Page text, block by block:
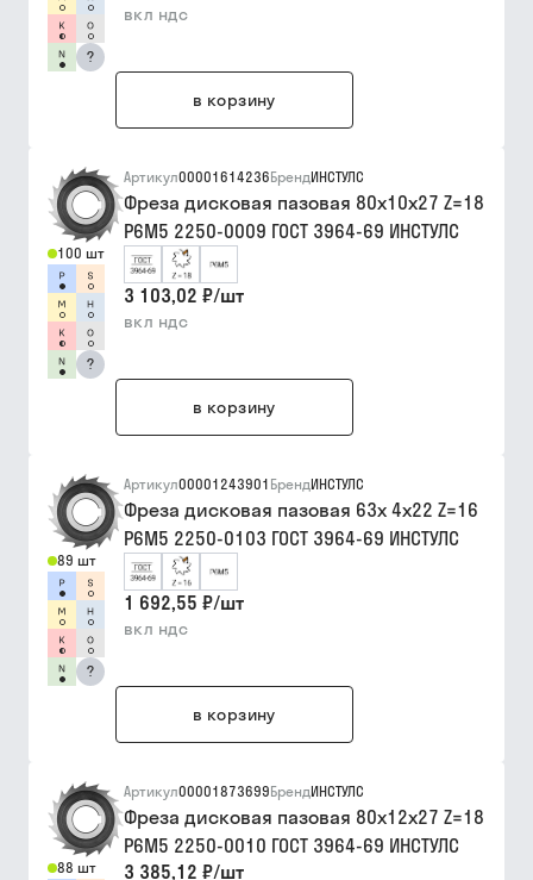
?
вкл ндс
в корзину
100 шт
?
Артикул00001614236БрендИНСТУЛС
Фреза дисковая пазовая 80х10х27 Z=18
Р6М5 2250-0009 ГОСТ 3964-69 ИНСТУЛС
3 103,02 ₽/шт
вкл ндс
в корзину
89 шт
?
Артикул00001243901 БрендИНСТУЛС
Фреза дисковая пазовая 63х 4х22 Z=16
Р6М5 2250-0103 ГОСТ 3964-69 ИНСТУЛС
1 692,55 ₽/шт
вкл ндс
в корзину
88 шт
Артикул00001873699БрендИНСТУЛС
Фреза дисковая пазовая 80х12х27 Z=18
Р6М5 2250-0010 ГОСТ 3964-69 ИНСТУЛС
3 385,12 ₽/шт